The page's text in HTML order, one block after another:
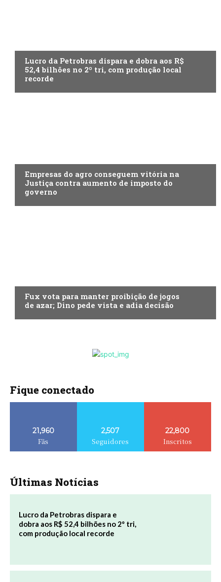
Lucro da Petrobras dispara e dobra aos R$
52,4 bilhões no 2º tri, com produção local
recorde
Empresas do agro conseguem vitória na
Justiça contra aumento de imposto do
governo
Fux vota para manter proibição de jogos
de azar; Dino pede vista e adia decisão
Fique conectado
21,960
Fãs
2,507
Seguidores
22,800
Inscritos
Últimas Notícias
Lucro da Petrobras dispara e
dobra aos R$ 52,4 bilhões no 2º tri,
com produção local recorde